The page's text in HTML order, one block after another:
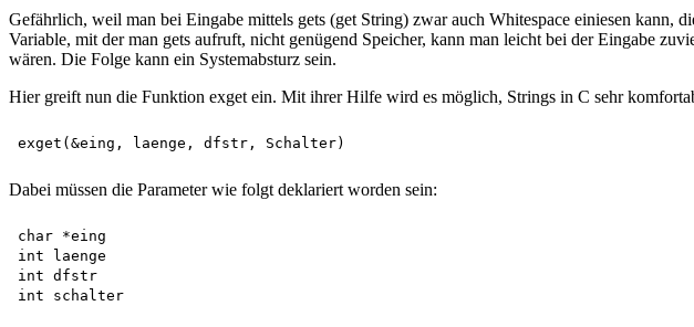
Gefährlich, weil man bei Eingabe mittels gets (get String) zwar auch Whitespace einiesen kann,
Variable, mit der man gets aufruft, nicht genügend Speicher, kann man leicht bei der Eingabe
wären. Die Folge kann ein Systemabsturz sein.
Hier greift nun die Funktion exget ein. Mit ihrer Hilfe wird es möglich, Strings in C sehr
Dabei müssen die Parameter wie folgt deklariert worden sein:
char *eing
int laenge
int dfstr